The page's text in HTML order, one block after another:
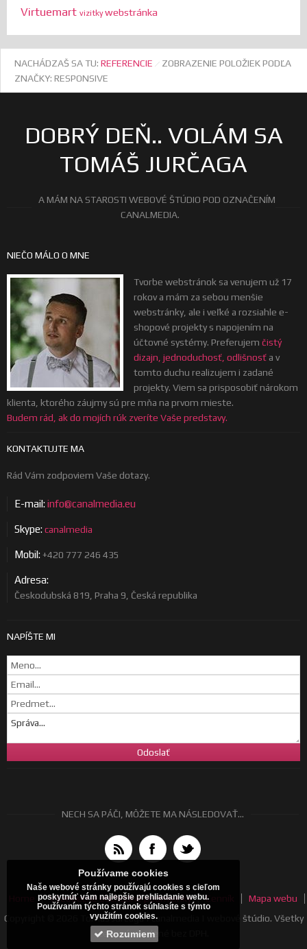
Virtuemart vizitkywebstránka
NACHÁDZAŠ SA TU: REFERENCIE
ZOBRAZENIE POLOŽIEK PODĽA
ZNAČKY: RESPONSIVE
DOBRÝ DEŇ.. VOLÁM SA
TOMÁŠ JURČAGA
A MÁM NA STAROSTI WEBOVÉ ŠTÚDIO POD OZNAČENÍM
CANALMEDIA.
NIEČO MÁLO O MNE
Tvorbe webstránok sa venujem už 17
rokov a mám za sebou menšie
webstránky, ale i veľké a rozsiahle e-
shopové projekty s napojením na
účtovné systémy. Preferujem čistý
dizajn, jednoduchosť, odlišnosť a v
tomto duchu realizujem i zadané
projekty. Viem sa prisposobiť nárokom
klienta, ktorého záujmy sú pre mňa na prvom mieste.
Budem rád, ak do mojích rúk zveríte Vaše predstavy.
KONTAKTUJTE MA
Rád Vám zodpoviem Vaše dotazy.
E-mail:info@canalmedia.eu
Skype:canalmedia
Mobil:+420 777 246 435
Adresa:
Českodubská 819, Praha 9, Česká republika
NAPÍŠTE MI
NECH SA PÁČI, MÔŽETE MA NÁSLEDOVAŤ...
Všeobecné obchodné podmienky Cenník
Mapa webu
Copyright © 2026 Tomáš Jurčaga | canalmedia | webové štúdio. Všetky
ceny sú uvedené bez DPH.
Používame cookies
Naše webové stránky používajú cookies s cieľom
poskytnúť vám najlepšie prehliadanie webu.
Používaním týchto stránok súhlasíte s týmto
využitím cookies.
Rozumiem